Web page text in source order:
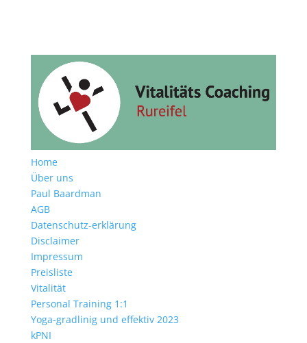
Home
Über uns
Paul Baardman
AGB
Datenschutz-erklärung
Disclaimer
Impressum
Preisliste
Vitalität
Personal Training 1:1
Yoga-gradlinig und effektiv 2023
kPNI